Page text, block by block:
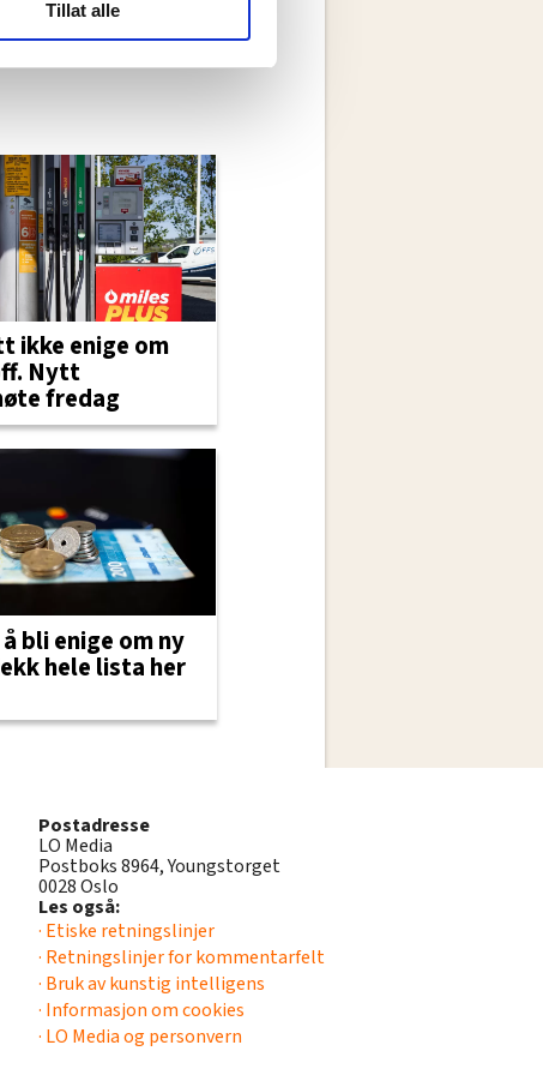
statistikk.
Tillat alle
ikke enige om
Nytt
fredag
bli enige om ny
hele lista her
Postadresse
LO Media
Postboks 8964, Youngstorget
0028 Oslo
Les også:
· Etiske retningslinjer
· Retningslinjer for kommentarfelt
· Bruk av kunstig intelligens
· Informasjon om cookies
· LO Media og personvern